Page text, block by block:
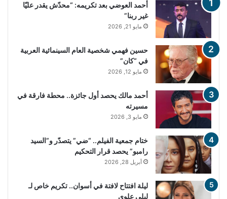
أحمد العوضي بعد تكريمه: “محدّش يقدر عليّا
غير ربنا”
مايو 21, 2026
حسين فهمي شخصية العام السينمائية العربية
في “كان”
مايو 12, 2026
أحمد مالك يحصد أول جائزة.. محطة فارقة في
مسيرته
مايو 3, 2026
ختام جمعية الفيلم.. “ضي” يتصدّر و”السيد
رامبو” يحصد قرار التحكيم
أبريل 28, 2026
ليلة افتتاح لافتة في أسوان.. تكريم خاص لـ
ليلى علوي